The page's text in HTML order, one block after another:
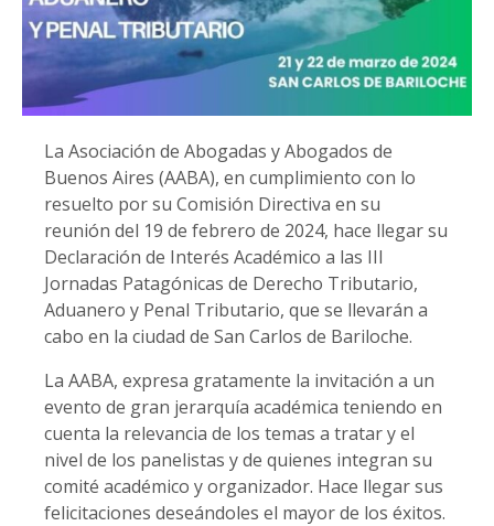
La Asociación de Abogadas y Abogados de
Buenos Aires (AABA), en cumplimiento con lo
resuelto por su Comisión Directiva en su
reunión del 19 de febrero de 2024, hace llegar su
Declaración de Interés Académico a las III
Jornadas Patagónicas de Derecho Tributario,
Aduanero y Penal Tributario, que se llevarán a
cabo en la ciudad de San Carlos de Bariloche.
La AABA, expresa gratamente la invitación a un
evento de gran jerarquía académica teniendo en
cuenta la relevancia de los temas a tratar y el
nivel de los panelistas y de quienes integran su
comité académico y organizador. Hace llegar sus
felicitaciones deseándoles el mayor de los éxitos.